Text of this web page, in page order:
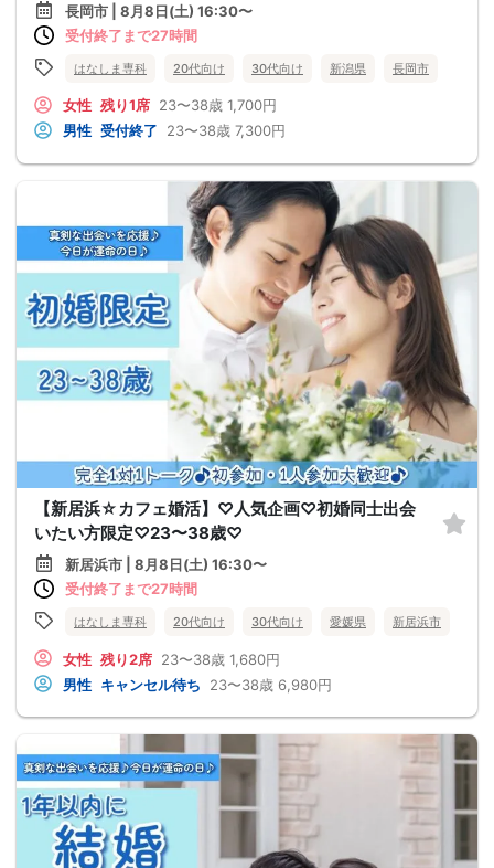
長岡市 | 8月8日(土) 16:30〜
受付終了まで27時間
はなしま専科 20代向け 30代向け 新潟県 長岡市
女性 残り1席 23〜38歳 1,700円
男性 受付終了 23〜38歳 7,300円
【新居浜☆カフェ婚活】♡人気企画♡初婚同士出会
いたい方限定♡23〜38歳♡
新居浜市 | 8月8日(土) 16:30〜
受付終了まで27時間
はなしま専科 20代向け 30代向け 愛媛県 新居浜市
女性 残り2席 23〜38歳 1,680円
男性 キャンセル待ち 23〜38歳 6,980円